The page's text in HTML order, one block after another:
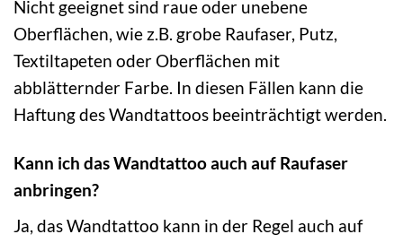
Nicht geeignet sind raue oder unebene
Oberflächen, wie z.B. grobe Raufaser, Putz,
Textiltapeten oder Oberflächen mit
abblätternder Farbe. In diesen Fällen kann die
Haftung des Wandtattoos beeinträchtigt werden.
Kann ich das Wandtattoo auch auf Raufaser
anbringen?
Ja, das Wandtattoo kann in der Regel auch auf